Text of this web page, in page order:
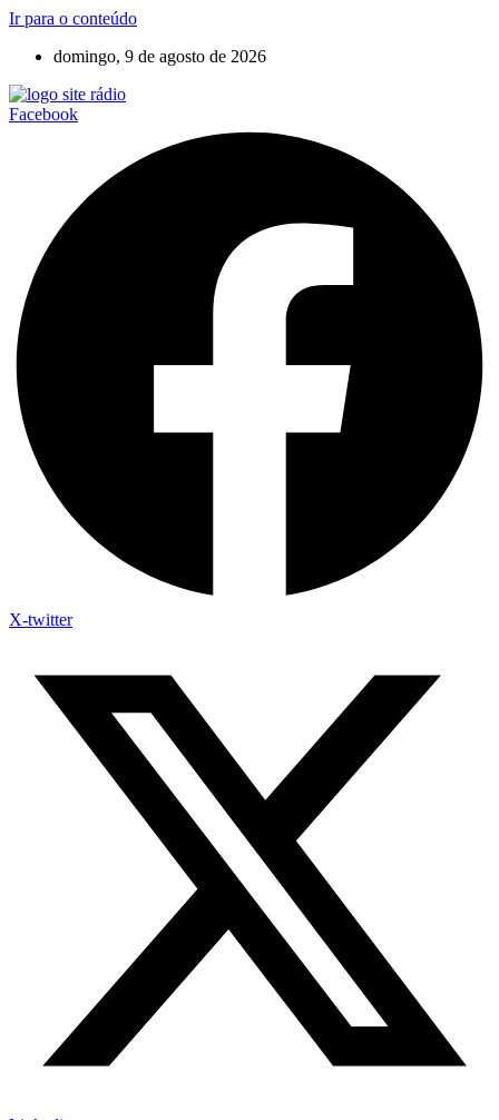
Ir para o conteúdo
domingo, 9 de agosto de 2026
Facebook
X-twitter